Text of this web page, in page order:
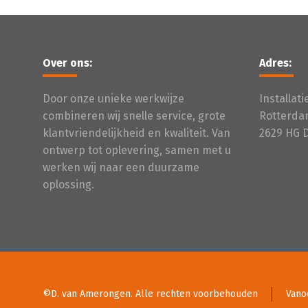
Over ons:
Door onze unieke werkwijze
combineren wij snelle service, grote
klantvriendelijkheid en kwaliteit. Van
ontwerp tot oplevering, samen met u
werken wij naar een duurzame
oplossing.
Adres:
2629 HG
©D. van Amerongen. Alle rechten voorbehouden